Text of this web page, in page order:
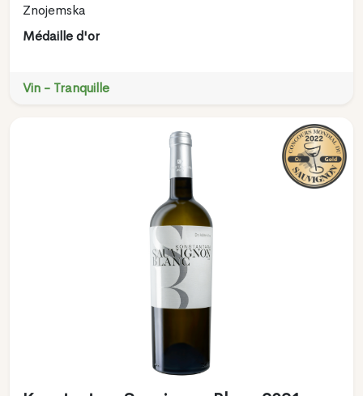
Znojemska
Médaille d'or
Vin - Tranquille